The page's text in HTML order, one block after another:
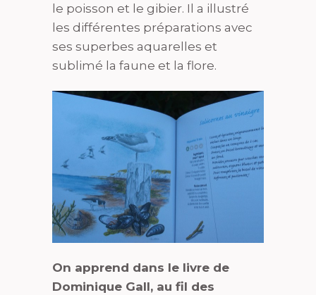
le poisson et le gibier. Il a illustré
les différentes préparations avec
ses superbes aquarelles et
sublimé la faune et la flore.
On apprend dans le livre de
Dominique Gall, au fil des